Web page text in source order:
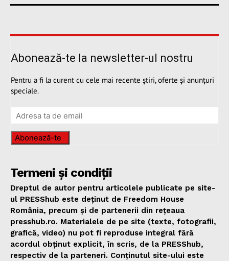
Abonează-te la newsletter-ul nostru
Pentru a fi la curent cu cele mai recente știri, oferte și anunțuri
speciale.
Abonează-te
Termeni și condiții
Dreptul de autor pentru articolele publicate pe site-
ul PRESShub este deținut de Freedom House
România, precum și de partenerii din rețeaua
presshub.ro. Materialele de pe site (texte, fotografii,
grafică, video) nu pot fi reproduse integral fără
acordul obținut explicit, în scris, de la PRESShub,
respectiv de la parteneri. Conținutul site-ului este